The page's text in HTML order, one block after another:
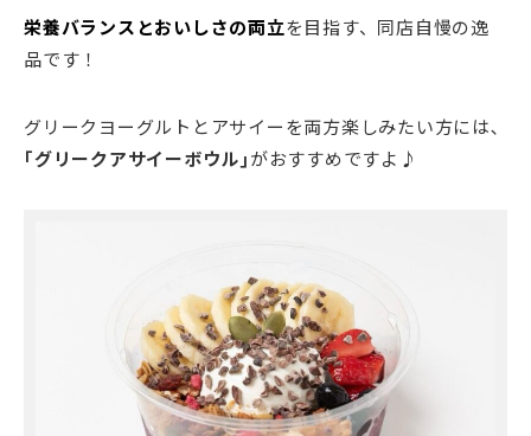
栄養バランスとおいしさの両立を目指す、同店自慢の逸
品です！
グリークヨーグルトとアサイーを両方楽しみたい方には､
｢グリークアサイーボウル｣がおすすめですよ♪